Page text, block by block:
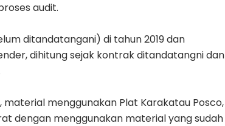
audit.
ditandatangani) di tahun 2019 dan
dihitung sejak kontrak ditandatangni dan
menggunakan Plat Karakatau Posco,
dengan menggunakan material yang sudah